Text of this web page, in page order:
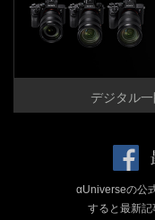
デジタル
αUniverseの公
すると最新記